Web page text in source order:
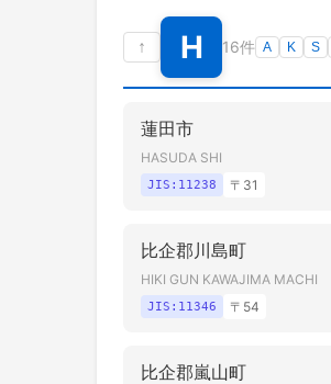
↑ H 16件 A K S
蓮田市
HASUDA SHI
JIS: 11238 〒 31
比企郡川島町
HIKI GUN KAWAJIMA MACHI
JIS: 11346 〒 54
比企郡嵐山町